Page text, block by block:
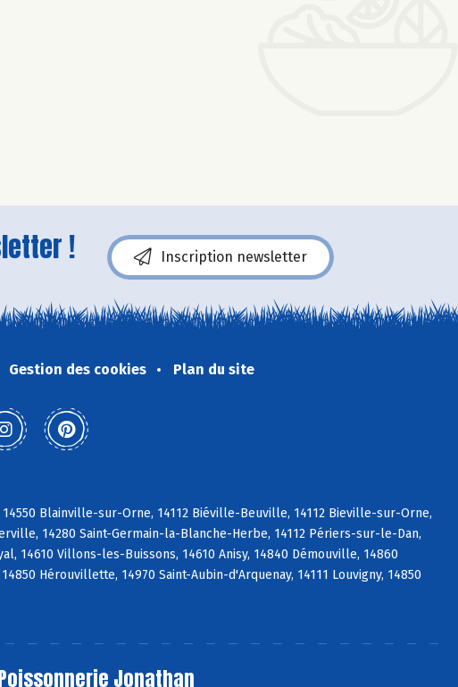
! Inscription newsletter
Gestion des cookies Plan du site
Blainville-sur-Orne, 14112 Biéville-Beuville, 14112 Bieville-sur-Orne,
14280 Saint-Germain-la-Blanche-Herbe, 14112 Périers-sur-le-Dan,
14610 Villons-les-Buissons, 14610 Anisy, 14840 Démouville, 14860
Hérouvillette, 14970 Saint-Aubin-d'Arquenay, 14111 Louvigny, 14850
Jonathan